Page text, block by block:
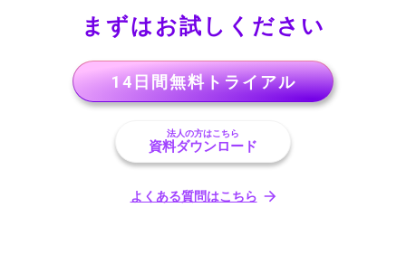
まずはお試しください
14日間無料トライアル
法人の方はこちら
資料ダウンロード
よくある質問はこちら